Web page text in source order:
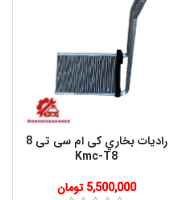
راديات بخاري کی ام سی تی 8
Kmc-T8
5,500,000 تومان